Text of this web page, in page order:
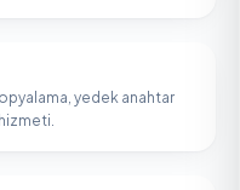
yedek anahtar